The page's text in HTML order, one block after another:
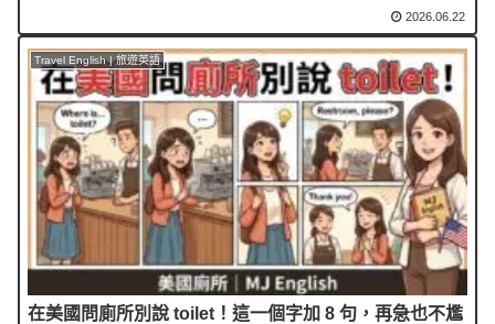
2026.06.22
Travel English | 旅遊英語
在美國問廁所別說 toilet！這一個字加 8 句，再急也不尷